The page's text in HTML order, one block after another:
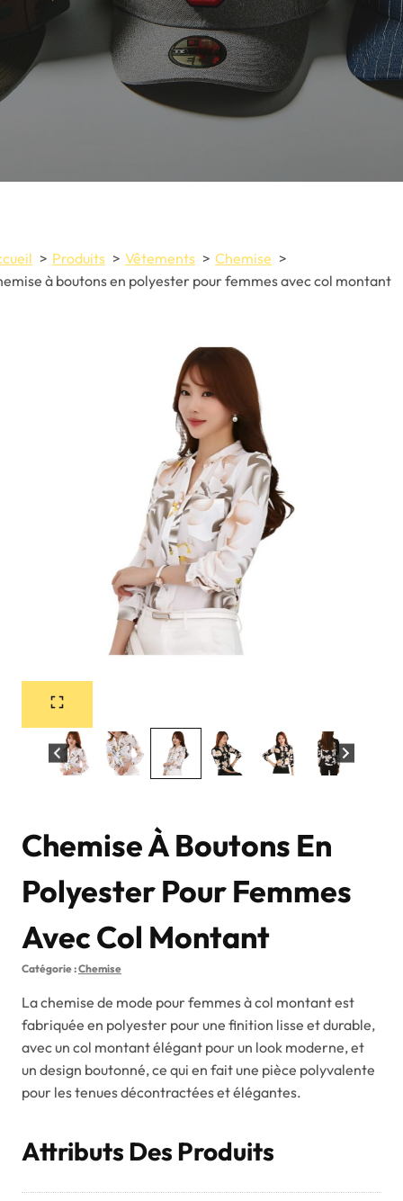
Produits Vêtements
Chemise
à boutons en polyester pour femmes avec col montant
Chemise À Boutons En
Polyester Pour Femmes
Avec Col Montant
Catégorie :Chemise
La chemise de mode pour femmes à col montant est
fabriquée en polyester pour une finition lisse et durable,
avec un col montant élégant pour un look moderne, et
un design boutonné, ce qui en fait une pièce polyvalente
pour les tenues décontractées et élégantes.
Attributs Des Produits